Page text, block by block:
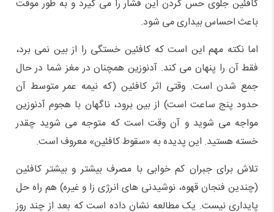
کافئین جلوی حس کردن این فشار را می گیرد و به طور موقت
باعث احساس بیداری می شود.
اما نکته مهم این است که کافئین خستگی را از بین نمی برد،
فقط آن را پنهان می کند. آدنوزین همچنان در مغز شما در حال
جمع شدن است. وقتی اثر کافئین (که نیمه عمر متوسط آن
حدود پنج ساعت است) از بین برود، ناگهان با هجوم آدنوزین
مواجه می شوید و آن وقت است که متوجه می شوید چقدر
خسته هستید. این پدیده به «سقوط کافئین» معروف است.
تلاش برای جبران کم خوابی با مصرف بیشتر و بیشتر کافئین
(چندین فنجان قهوه، نوشیدنی های انرژی زا و غیره) هم راه حل
پایداری نیست. یک مطالعه نشان داده است که بعد از چند روز